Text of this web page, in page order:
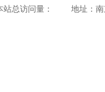
站总访问量： 地址：南